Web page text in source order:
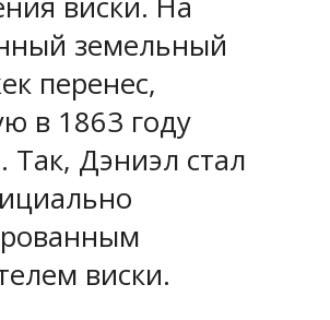
земельный
перенес,
в 1863 году
Так, Дэниэл стал
виски.